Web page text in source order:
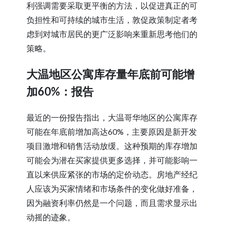
利强调需要采取更平衡的方法，以促进真正的可
负担性和可持续的城市生活，敦促政策制定者考
虑到对城市居民的更广泛影响来重新思考他们的
策略。
大温地区公寓库存量年底前可能增
加60%：报告
最近的一份报告指出，大温哥华地区的公寓库存
可能在年底前增加高达60%，主要原因是新开发
项目激增和销售活动放缓。这种预期的库存增加
可能会为潜在买家提供更多选择，并可能影响一
直以来供应紧张的市场的定价动态。房地产经纪
人应该为买家情绪和市场条件的变化做好准备，
因为融资利率仍然是一个问题，而且需求显示出
动摇的迹象。